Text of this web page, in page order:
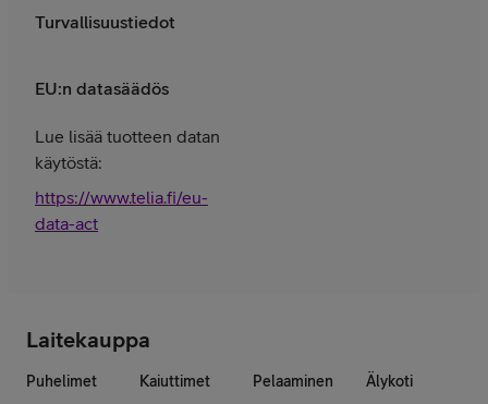
Turvallisuustiedot
EU:n datasäädös
Lue lisää tuotteen datan
käytöstä:
https://www.telia.fi/eu-
data-act
Laitekauppa
Puhelimet Kaiuttimet Pelaaminen Älykoti